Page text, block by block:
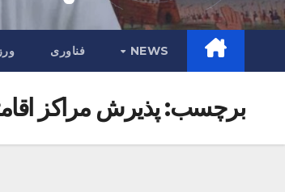
NEWS فناوری
برچسب:پذیرش مراکز